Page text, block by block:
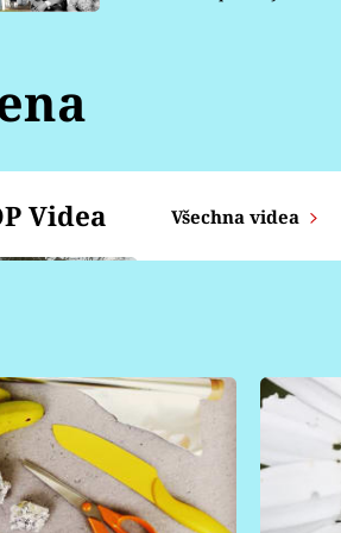
Videa Všechna videa
KOZOROH -
Týdenní horoskop od
14.4. - 20.4.
ŠTÍR - Týdenní